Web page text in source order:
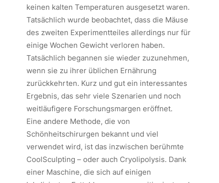
keinen kalten Temperaturen ausgesetzt waren.
Tatsächlich wurde beobachtet, dass die Mäuse
des zweiten Experimentteiles allerdings nur für
einige Wochen Gewicht verloren haben.
Tatsächlich begannen sie wieder zuzunehmen,
wenn sie zu ihrer üblichen Ernährung
zurückkehrten. Kurz und gut ein interessantes
Ergebnis, das sehr viele Szenarien und noch
weitläufigere Forschungsmargen eröffnet.
Eine andere Methode, die von
Schönheitschirurgen bekannt und viel
verwendet wird, ist das inzwischen berühmte
CoolSculpting – oder auch Cryolipolysis. Dank
einer Maschine, die sich auf einigen